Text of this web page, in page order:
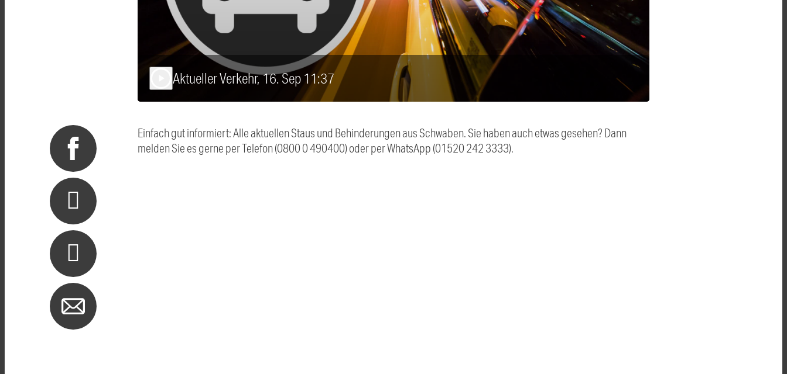
Aktueller Verkehr, 16. Sep 11:37
Einfach gut informiert: Alle aktuellen Staus und Behinderungen aus Schwaben. Sie haben auch etwas gesehen? Dann
melden Sie es gerne per Telefon (0800 0 490400) oder per WhatsApp (01520 242 3333).